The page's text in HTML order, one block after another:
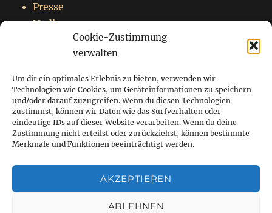
Cookie-Zustimmung
verwalten
Um dir ein optimales Erlebnis zu bieten, verwenden wir
Technologien wie Cookies, um Geräteinformationen zu speichern
und/oder darauf zuzugreifen. Wenn du diesen Technologien
zustimmst, können wir Daten wie das Surfverhalten oder
eindeutige IDs auf dieser Website verarbeiten. Wenn du deine
Zustimmung nicht erteilst oder zurückziehst, können bestimmte
Merkmale und Funktionen beeinträchtigt werden.
AKZEPTIEREN
ABLEHNEN
Presse
Nadja
Impressum
Datenschutzerklärung
Startseite
Blog